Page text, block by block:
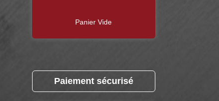
Panier Vide
Paiement sécurisé